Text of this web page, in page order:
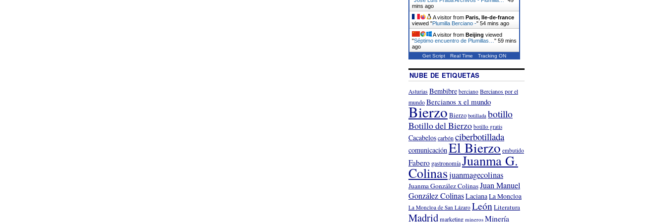
mins ago
A visitor from Paris, Ile-de-france
viewed "Plumilla Berciano -" 54 mins ago
A visitor from Beijing viewed
"Séptimo encuentro de Plumillas… " 59 mins
ago
Get Script Real Time Tracking ON
NUBE DE ETIQUETAS
Asturias Bembibre berciano Bercianos por el
mundoBercianos x el mundo
BierzoBierzo botillada botillo
Botillo del Bierzo botillo gratis
Cacabeloscarbón ciberbotillada
comunicaciónEl Bierzo embutido
Fabero gastronomíaJuanma G.
Colinasjuanmagecolinas
Juanma González ColinasJuan Manuel
González ColinasLacianaLa Moncloa
La Moncloa de San Lázaro LeónLiteratura
Madridmarketing mineros Minería